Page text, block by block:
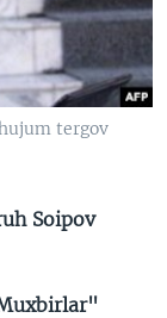
tergov
Soipov